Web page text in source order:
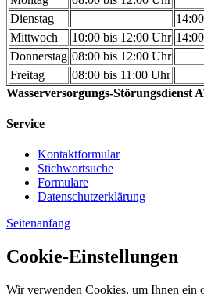
Dienstag
Mittwoch
10:00 bis 12:00 Uhr
Donnerstag 08:00 bis 12:00 Uhr
Freitag
08:00 bis 11:00 Uhr
Wasserversorgungs-Störungsdienst
Service
Kontaktformular
Stichwortsuche
Formulare
Datenschutzerklärung
Seitenanfang
Cookie-Einstellungen
Wir verwenden Cookies, um Ihnen ein